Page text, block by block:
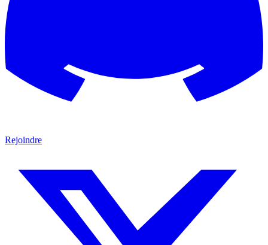
Rejoindre